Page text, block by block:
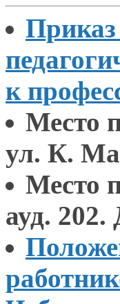
Приказ
к
Место
ул. К.
Место
ауд. 202.